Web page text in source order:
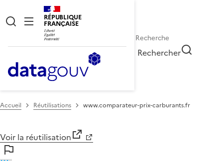
RÉPUBLIQUE
FRANÇAISE
Rechercher
Accueil Réutilisations www.comparateur-prix-carburants.fr
Voir la réutilisation